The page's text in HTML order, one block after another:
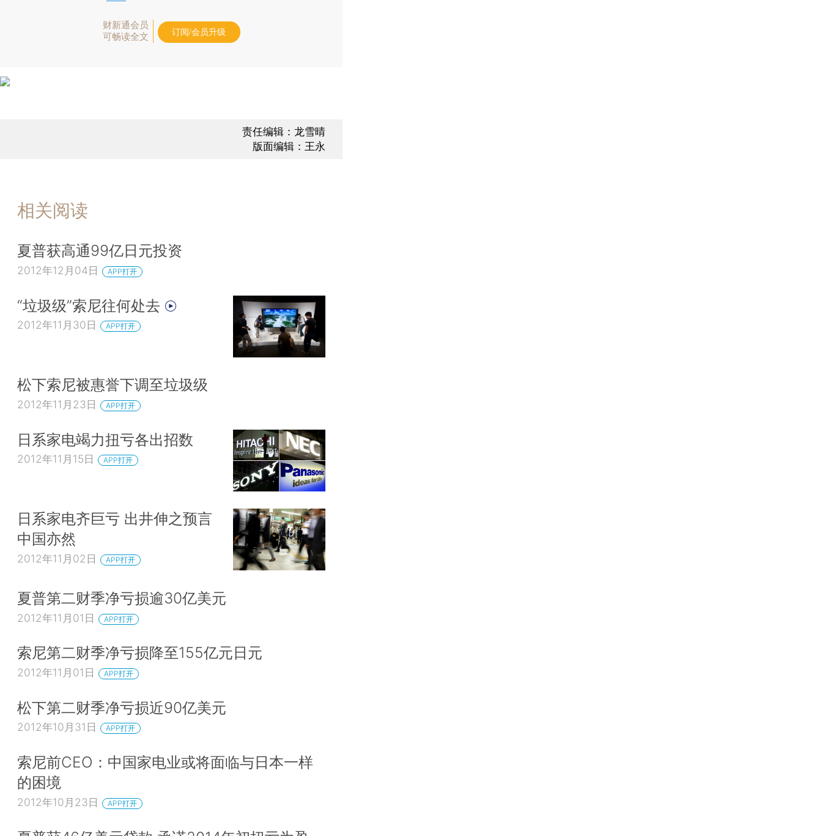
财新通会员
可畅读全文
订阅/会员升级
责任编辑：龙雪晴
版面编辑：王永
相关阅读
夏普获高通99亿日元投资
2012年12月04日 APP打开
“垃圾级”索尼往何处去
2012年11月30日 APP打开
松下索尼被惠誉下调至垃圾级
2012年11月23日 APP打开
日系家电竭力扭亏各出招数
2012年11月15日 APP打开
日系家电齐巨亏 出井伸之预言
中国亦然
2012年11月02日 APP打开
夏普第二财季净亏损逾30亿美元
2012年11月01日 APP打开
索尼第二财季净亏损降至155亿元日元
2012年11月01日 APP打开
松下第二财季净亏损近90亿美元
2012年10月31日 APP打开
索尼前CEO：中国家电业或将面临与日本一样
的困境
2012年10月23日 APP打开